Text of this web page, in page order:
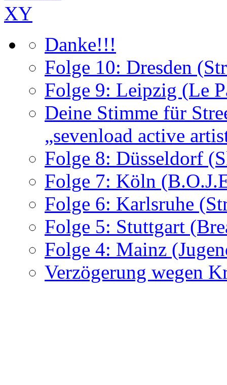
Danke!!!
Folge 10: Dresden
Folge 9: Leipzig (Le
Deine Stimme für
„sevenload active
Folge 8: Düsseldorf
Folge 7: Köln
Folge 6: Karlsruhe
Folge 5: Stuttgart
Folge 4: Mainz
Verzögerung wegen